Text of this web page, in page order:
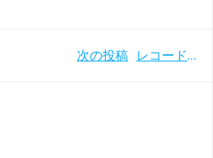
Post次の投稿 レコードアカデミー賞受賞！ほとばしるバーンスタインとコンセルトヘボウ管のベートーヴェン『ミサ・ソレムニス』(1978年)